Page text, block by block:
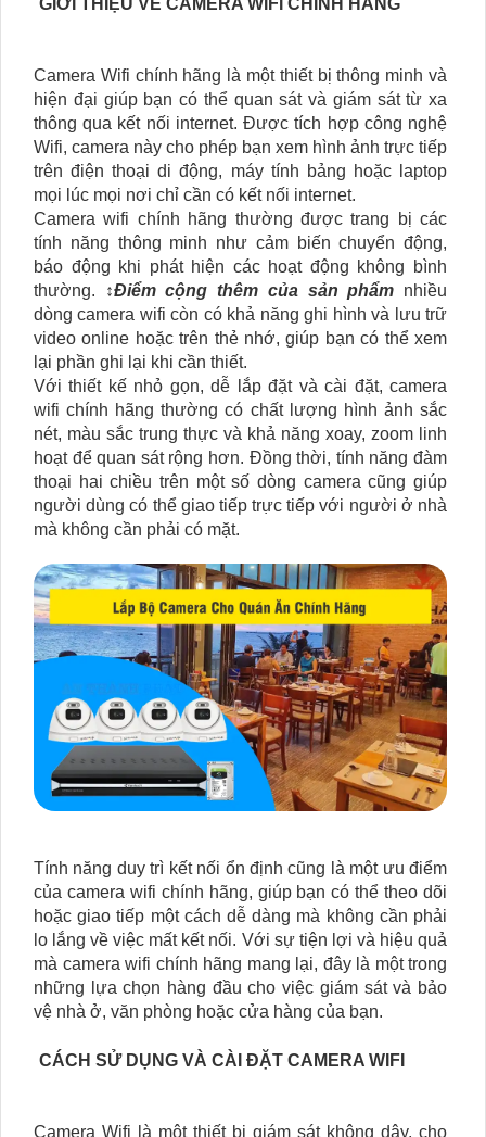
Camera Wifi chính hãng là một thiết bị thông minh và
hiện đại giúp bạn có thể quan sát và giám sát từ xa
thông qua kết nối internet. Được tích hợp công nghệ
Wifi, camera này cho phép bạn xem hình ảnh trực tiếp
trên điện thoại di động, máy tính bảng hoặc laptop
mọi lúc mọi nơi chỉ cần có kết nối internet.
Camera wifi chính hãng thường được trang bị các
tính năng thông minh như cảm biến chuyển động,
báo động khi phát hiện các hoạt động không bình
thường. ↕️Điểm cộng thêm của sản phẩm nhiều
dòng camera wifi còn có khả năng ghi hình và lưu trữ
video online hoặc trên thẻ nhớ, giúp bạn có thể xem
lại phần ghi lại khi cần thiết.
Với thiết kế nhỏ gọn, dễ lắp đặt và cài đặt, camera
wifi chính hãng thường có chất lượng hình ảnh sắc
nét, màu sắc trung thực và khả năng xoay, zoom linh
hoạt để quan sát rộng hơn. Đồng thời, tính năng đàm
thoại hai chiều trên một số dòng camera cũng giúp
người dùng có thể giao tiếp trực tiếp với người ở nhà
mà không cần phải có mặt.
Tính năng duy trì kết nối ổn định cũng là một ưu điểm
của camera wifi chính hãng, giúp bạn có thể theo dõi
hoặc giao tiếp một cách dễ dàng mà không cần phải
lo lắng về việc mất kết nối. Với sự tiện lợi và hiệu quả
mà camera wifi chính hãng mang lại, đây là một trong
những lựa chọn hàng đầu cho việc giám sát và bảo
vệ nhà ở, văn phòng hoặc cửa hàng của bạn.
CÁCH SỬ DỤNG VÀ CÀI ĐẶT CAMERA WIFI
Camera Wifi là một thiết bị giám sát không dây, cho